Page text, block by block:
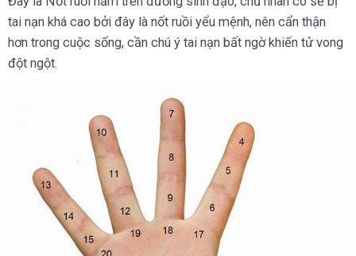
tai nạn khá cao bởi đây là nốt ruồi yểu mệnh, nên cẩn thận
hơn trong cuộc sống, cần chú ý tai nạn bất ngờ khiến tử vong
đột ngột.